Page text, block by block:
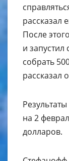
рассказал
После
и
собрать
рассказал
на 2
долларов.